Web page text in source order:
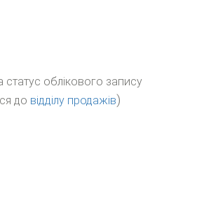
статус облікового запису
до відділу продажів)